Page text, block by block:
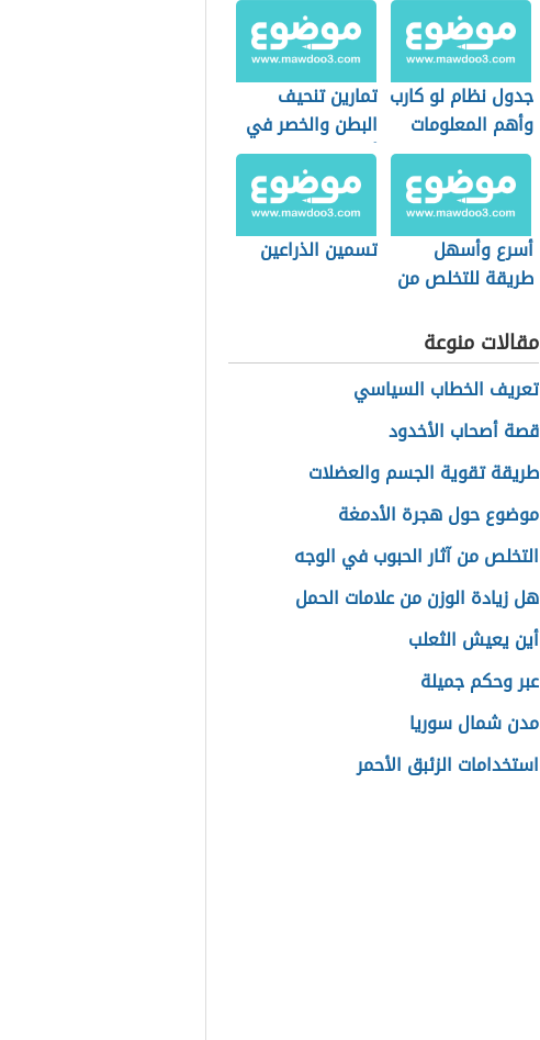
جدول نظام لو كارب
وأهم المعلومات
عنه
تمارين تنحيف
البطن والخصر في
أسبوع
أسرع وأسهل
طريقة للتخلص من
تسمين الذراعين
مقالات منوعة
تعريف الخطاب السياسي
قصة أصحاب الأخدود
طريقة تقوية الجسم والعضلات
موضوع حول هجرة الأدمغة
التخلص من آثار الحبوب في الوجه
هل زيادة الوزن من علامات الحمل
أين يعيش الثعلب
عبر وحكم جميلة
مدن شمال سوريا
استخدامات الزئبق الأحمر